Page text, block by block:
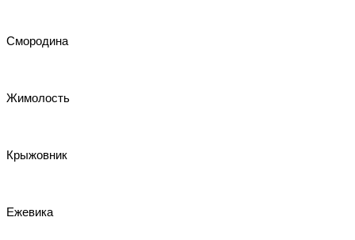
Смородина
Жимолость
Крыжовник
Ежевика